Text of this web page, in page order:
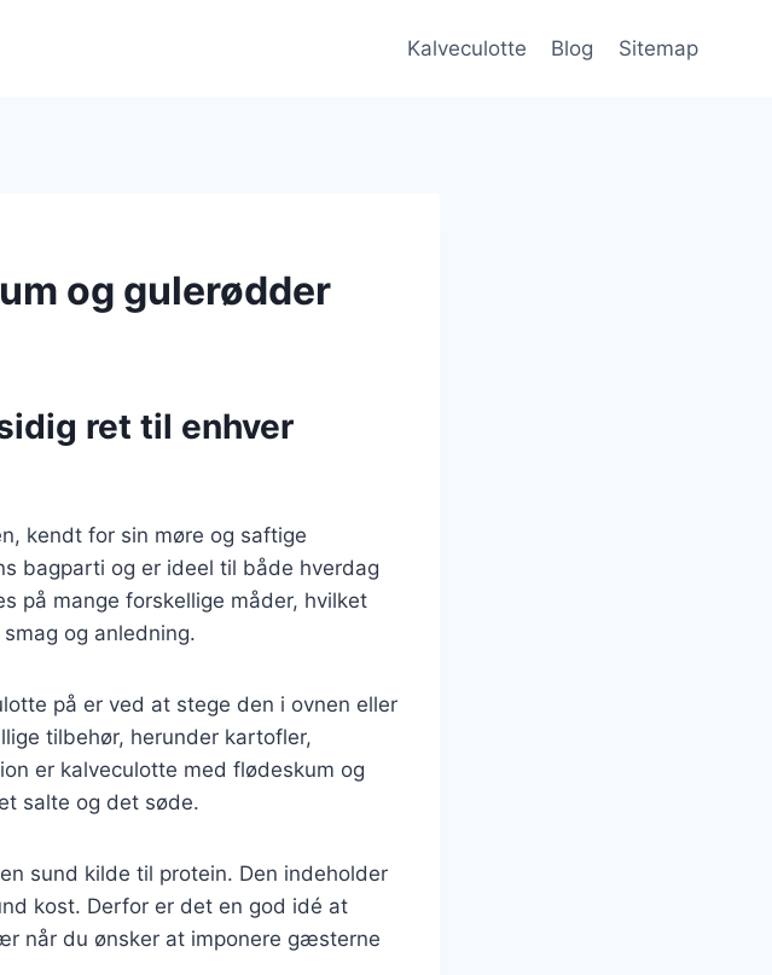
Kalveculotte Blog Sitemap
og gulerødder
ret til enhver
kendt for sin møre og saftige
bagparti og er ideel til både hverdag
på mange forskellige måder, hvilket
og anledning.
på er ved at stege den i ovnen eller
tilbehør, herunder kartofler,
er kalveculotte med flødeskum og
salte og det søde.
sund kilde til protein. Den indeholder
kost. Derfor er det en god idé at
når du ønsker at imponere gæsterne